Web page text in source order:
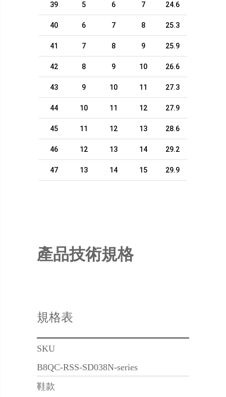
39 5 6 7 24.6
40 6 7 8 25.3
41 7 8 9 25.9
42 8 9 10 26.6
43 9 10 11 27.3
44 10 11 12 27.9
45 11 12 13 28.6
46 12 13 14 29.2
47 13 14 15 29.9
產品技術規格
規格表
SKU
B8QC-RSS-SD038N-series
鞋款